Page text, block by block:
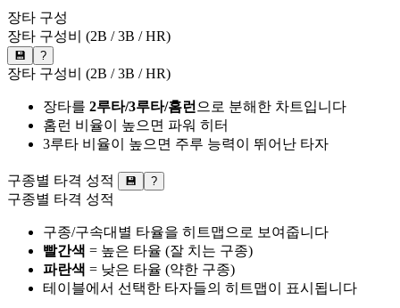
장타 구성
장타 구성비 (2B / 3B / HR)
💾 ?
장타 구성비 (2B / 3B / HR)
장타를 2루타/3루타/홈런 으로 분해한 차트입니다
홈런 비율이 높으면 파워 히터
3루타 비율이 높으면 주루 능력이 뛰어난 타자
구종별 타격 성적 💾 ?
구종별 타격 성적
구종/구속대별 타율을 히트맵으로 보여줍니다
빨간색 = 높은 타율 (잘 치는 구종)
파란색 = 낮은 타율 (약한 구종)
테이블에서 선택한 타자들의 히트맵이 표시됩니다